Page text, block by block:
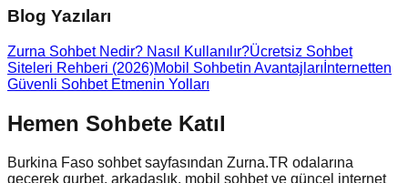
Blog Yazıları
Zurna Sohbet Nedir? Nasıl Kullanılır?Ücretsiz Sohbet
Siteleri Rehberi (2026)Mobil Sohbetin Avantajları İnternetten
Güvenli Sohbet Etmenin Yolları
Hemen Sohbete Katıl
Burkina Faso sohbet sayfasından Zurna.TR odalarına
geçerek gurbet, arkadaşlık, mobil sohbet ve güncel internet